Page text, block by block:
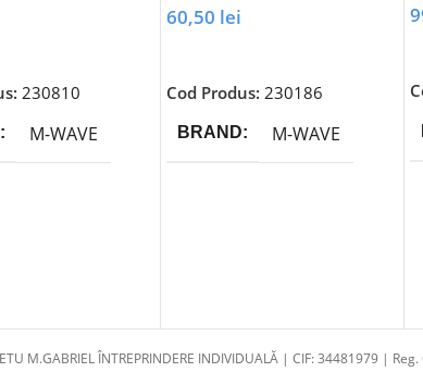
230810
M-WAVE
60,50 lei
Cod Produs:230186
BRAND M-WAVE
M.GABRIEL ÎNTREPRINDERE INDIVIDUALĂ | CIF: 34481979 |